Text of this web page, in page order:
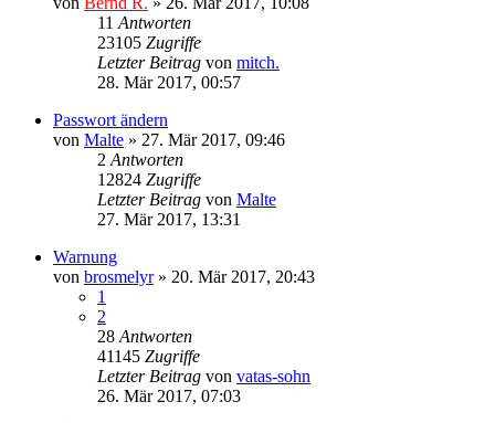
11 Antworten
23105 Zugriffe
Letzter Beitrag von mitch.
28. Mär 2017, 00:57
Passwort ändern
von Malte » 27. Mär 2017, 09:46
2 Antworten
12824 Zugriffe
Letzter Beitrag von Malte
27. Mär 2017, 13:31
Warnung
von brosmelyr» 20. Mär 2017, 20:43
1
2
28 Antworten
41145 Zugriffe
Letzter Beitrag von vatas-sohn
26. Mär 2017, 07:03